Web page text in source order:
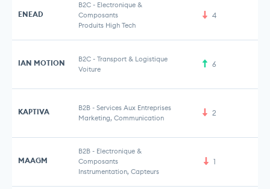
ENEAD
B2C - Electronique &
Composants
Produits High Tech
4
IAN MOTION B2C - Transport & Logistique
Voiture
6
KAPTIVA B2B - Services Aux Entreprises
Marketing, Communication
2
MAAGM
B2B - Electronique &
Composants
Instrumentation, Capteurs
1